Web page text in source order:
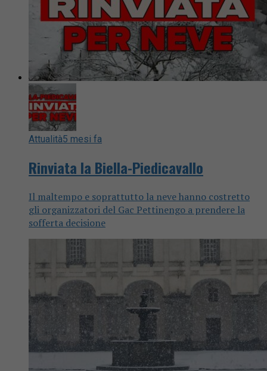
Attualità5 mesi fa
Rinviata la Biella-Piedicavallo
Il maltempo e soprattutto la neve hanno costretto
gli organizzatori del Gac Pettinengo a prendere la
sofferta decisione